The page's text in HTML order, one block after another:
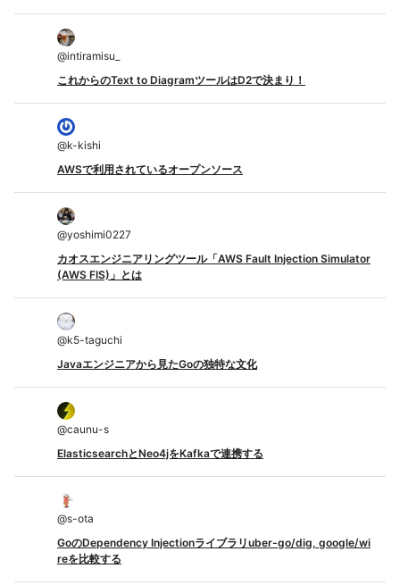
@intiramisu_
これからのText to DiagramツールはD2で決まり！
@k-kishi
AWSで利用されているオープンソース
@yoshimi0227
カオスエンジニアリングツール「AWS Fault Injection Simulator
(AWS FIS)」とは
@k5-taguchi
Javaエンジニアから見たGoの独特な文化
@caunu-s
ElasticsearchとNeo4jをKafkaで連携する
@s-ota
GoのDependency Injectionライブラリuber-go/dig, google/wi
reを比較する